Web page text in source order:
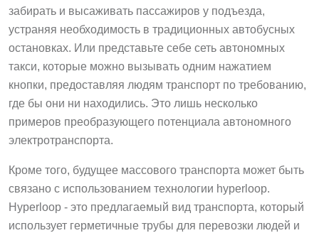
забирать и высаживать пассажиров у подъезда,
устраняя необходимость в традиционных автобусных
остановках. Или представьте себе сеть автономных
такси, которые можно вызывать одним нажатием
кнопки, предоставляя людям транспорт по требованию,
где бы они ни находились. Это лишь несколько
примеров преобразующего потенциала автономного
электротранспорта.
Кроме того, будущее массового транспорта может быть
связано с использованием технологии hyperloop.
Hyperloop - это предлагаемый вид транспорта, который
использует герметичные трубы для перевозки людей и